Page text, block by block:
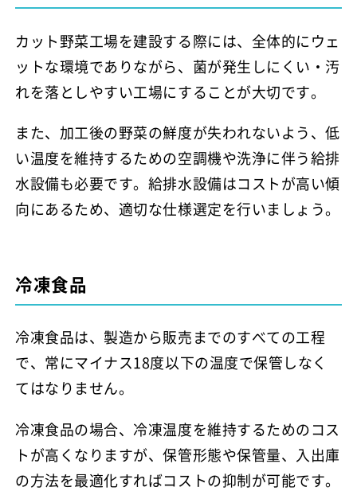
カット野菜工場を建設する際には、全体的にウェ
ットな環境でありながら、菌が発生しにくい・汚
れを落としやすい工場にすることが大切です。
また、加工後の野菜の鮮度が失われないよう、低
い温度を維持するための空調機や洗浄に伴う給排
水設備も必要です。給排水設備はコストが高い傾
向にあるため、適切な仕様選定を行いましょう。
冷凍食品
冷凍食品は、製造から販売までのすべての工程
で、常にマイナス18度以下の温度で保管しなく
てはなりません。
冷凍食品の場合、冷凍温度を維持するためのコス
トが高くなりますが、保管形態や保管量、入出庫
の方法を最適化すればコストの抑制が可能です。